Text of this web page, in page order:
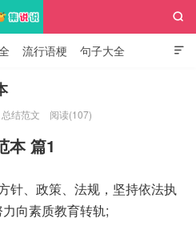

流行语梗 句子大全

总结范文 阅读(107)
本 篇1
针、政策、法规，坚持依法执
向素质教育转轨;